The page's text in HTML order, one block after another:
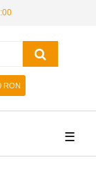
RON
☰